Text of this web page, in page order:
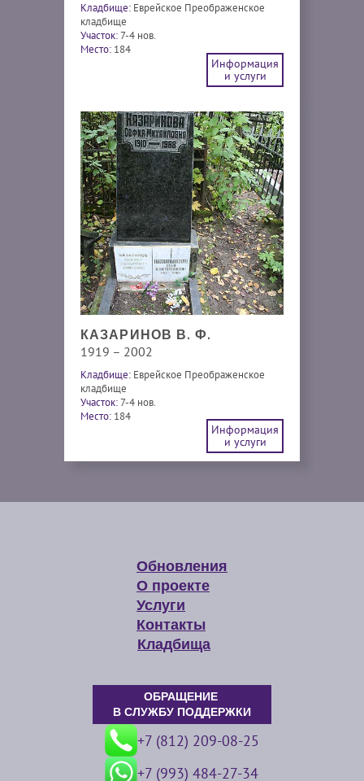
Кладбище: Еврейское Преображенское
кладбище
Участок:7-4 нов.
Место: 184
Информация
и услуги
КАЗАРИНОВ В. Ф.
1919 – 2002
Кладбище: Еврейское Преображенское
кладбище
Участок:7-4 нов.
Место: 184
Информация
и услуги
Обновления
О проекте
Услуги
Контакты
Кладбища
ОБРАЩЕНИЕ
В СЛУЖБУ ПОДДЕРЖКИ
+7 (812) 209-08-25
+7 (993) 484-27-34